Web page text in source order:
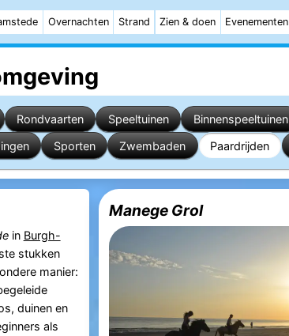
Overnachten Strand Zien & doen Evenementen
Rondvaarten Speeltuinen Binnenspeeltuinen
Sporten Zwembaden Paardrijden
in Burgh-
stukken
manier:
duinen en
als
Manege Grol